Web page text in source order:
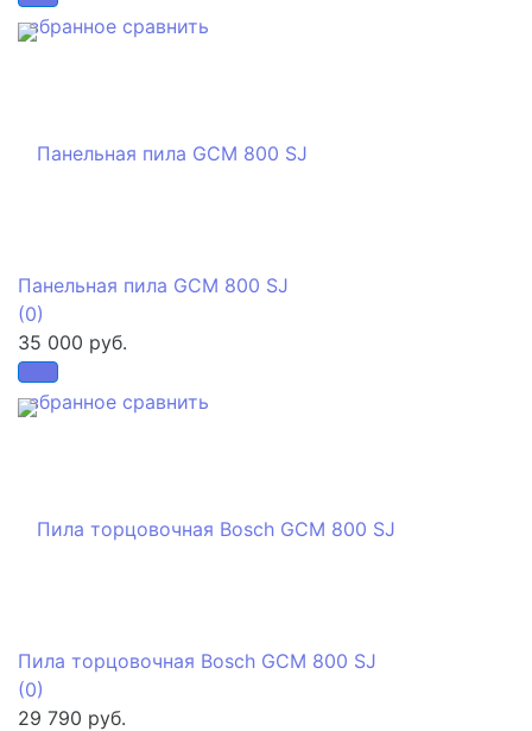
избранное сравнить
избранное сравнить
Панельная пила GCM 800 SJ
(0)
35 000 руб.
Пила торцовочная Bosch GCM 800 SJ
(0)
29 790 руб.